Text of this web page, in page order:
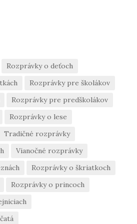
Rozprávky o deťoch
Rozprávky pre školákov
Rozprávky pre predškolákov
Rozprávky o lese
Tradičné rozprávky
Vianočné rozprávky
Rozprávky o škriatkoch
Rozprávky o princoch